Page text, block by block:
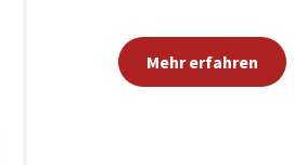
Mehr erfahren